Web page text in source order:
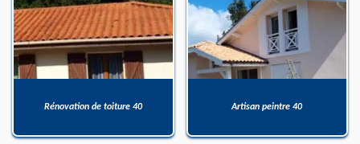
Rénovation de toiture 40 Artisan peintre 40